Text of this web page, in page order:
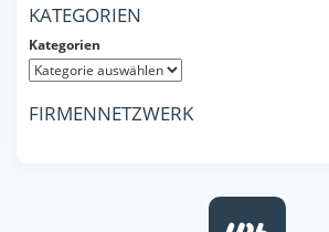
KATEGORIEN
Kategorien
FIRMENNETZWERK